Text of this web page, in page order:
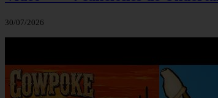
30/07/2026